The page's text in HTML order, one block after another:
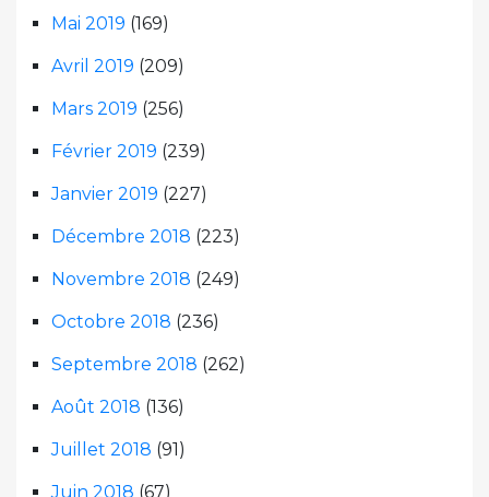
Mai 2019 (169)
Avril 2019 (209)
Mars 2019 (256)
Février 2019 (239)
Janvier 2019 (227)
Décembre 2018 (223)
Novembre 2018 (249)
Octobre 2018 (236)
Septembre 2018 (262)
Août 2018 (136)
Juillet 2018 (91)
Juin 2018 (67)